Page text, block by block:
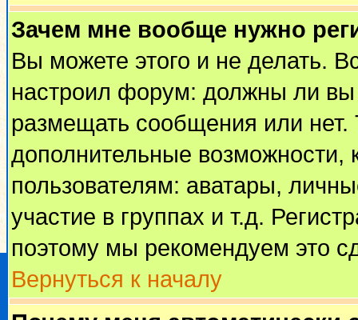
Зачем мне вообще нужно
Вы можете этого и не делать.
настроил форум: должны ли вы
размещать сообщения или
дополнительные
пользователям: аватары,
участие в группах и т.д.
поэтому мы рекомендуем это
Вернуться к началу